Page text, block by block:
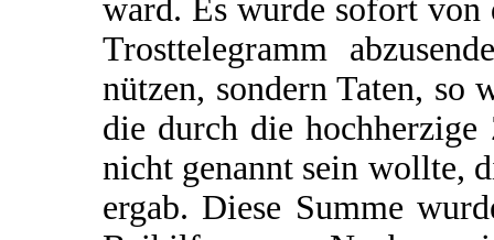
ward. Es wurde sofort von
Trosttelegramm
nützen, sondern Taten, so
die durch die
nicht genannt sein wollte,
ergab. Diese Summe